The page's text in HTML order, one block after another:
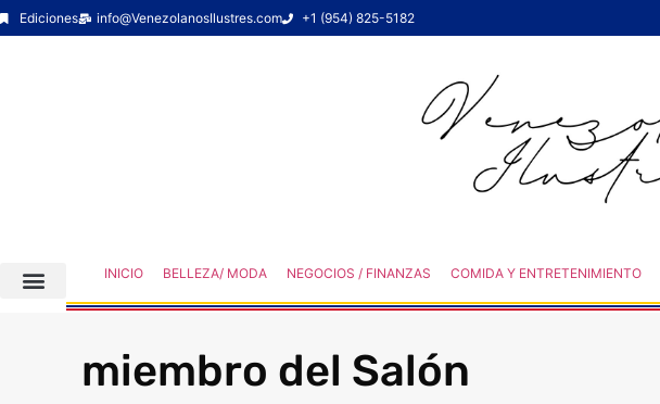
Ediciones info@VenezolanosIlustres.com +1 (954) 825-5182
INICIO BELLEZA/ MODA NEGOCIOS / FINANZAS COMIDA Y ENTRETENIMIENTO
miembro del Salón